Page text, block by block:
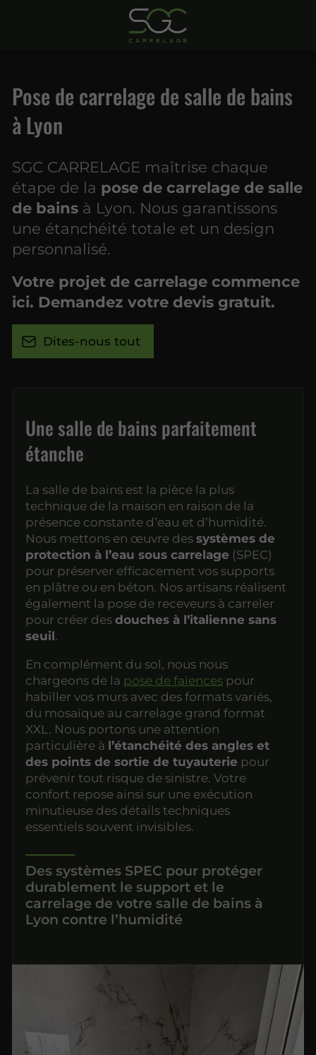
Pose de carrelage de salle de bains
à Lyon
SGC CARRELAGE maîtrise chaque
étape de la pose de carrelage de salle
de bains à Lyon. Nous garantissons
une étanchéité totale et un design
personnalisé.
Votre projet de carrelage commence
ici. Demandez votre devis gratuit.
Dites-nous tout
Une salle de bains parfaitement
étanche
La salle de bains est la pièce la plus
technique de la maison en raison de la
présence constante d’eau et d’humidité.
Nous mettons en œuvre dessystèmes de
protection à l’eau sous carrelage (SPEC)
pour préserver efficacement vos supports
en plâtre ou en béton. Nos artisans réalisent
également la pose de receveurs à carreler
pour créer desdouches à l’italienne sans
seuil.
En complément du sol, nous nous
chargeons de la pose de faïences pour
habiller vos murs avec des formats variés,
du mosaïque au carrelage grand format
XXL. Nous portons une attention
particulière à l’étanchéité des angles et
des points de sortie de tuyauterie pour
prévenir tout risque de sinistre. Votre
confort repose ainsi sur une exécution
minutieuse des détails techniques
essentiels souvent invisibles.
Des systèmes SPEC pour protéger
durablement le support et le
carrelage de votre salle de bains à
Lyon contre l’humidité